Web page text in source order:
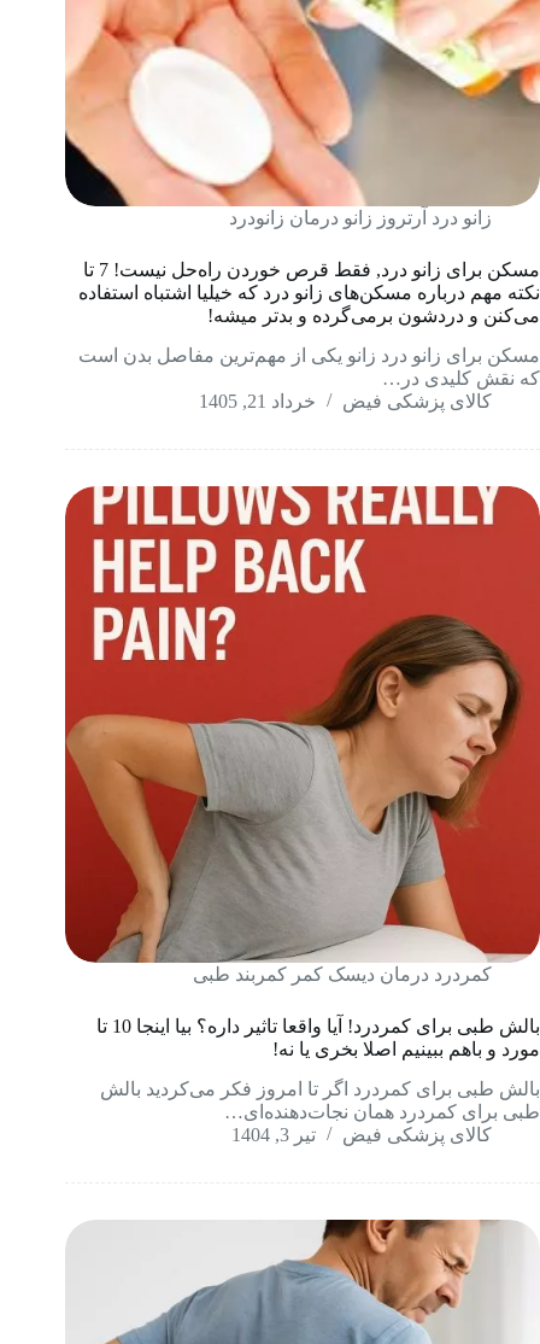
زانو درد آرتروز زانو درمان زانودرد
مسکن برای زانو درد, فقط قرص خوردن راه‌حل نیست! 7 تا
نکته مهم درباره مسکن‌های زانو درد که خیلیا اشتباه استفاده
می‌کنن و دردشون برمی‌گرده و بدتر میشه!
مسکن برای زانو درد زانو یکی از مهم‌ترین مفاصل بدن است
که نقش کلیدی در…
کالای پزشکی فیض
خرداد 21, 1405
کمردرد درمان دیسک کمر کمربند طبی
بالش طبی برای کمردرد! آیا واقعا تاثیر داره؟ بیا اینجا 10 تا
مورد و باهم ببینیم اصلا بخری یا نه!
بالش طبی برای کمردرد اگر تا امروز فکر می‌کردید بالش
طبی برای کمردرد همان نجات‌دهنده‌ای…
کالای پزشکی فیض
تیر 3, 1404